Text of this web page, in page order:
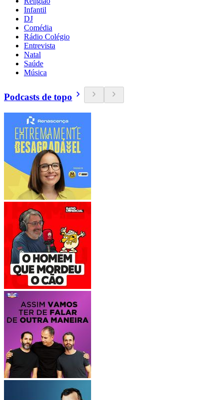
Infantil
DJ
Comédia
Rádio Colégio
Entrevista
Natal
Saúde
Música
Podcasts de topo